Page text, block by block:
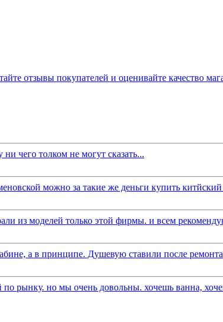
чего толком не могут сказать...
можно за такие же деньги купить
из моделей только этой фирмы. и всем
а в принципе. Душевую ставили после
рынку. но мы очень довольны. хочешь ванна,